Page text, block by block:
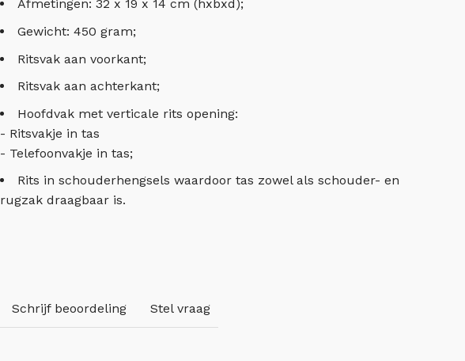
Afmetingen: 32 x 19 x 14 cm (hxbxd);
Gewicht: 450 gram;
Ritsvak aan voorkant;
Ritsvak aan achterkant;
Hoofdvak met verticale rits opening:
- Ritsvakje in tas
- Telefoonvakje in tas;
Rits in schouderhengsels waardoor tas zowel als schouder- en
rugzak draagbaar is.
Schrijf beoordeling Stel vraag